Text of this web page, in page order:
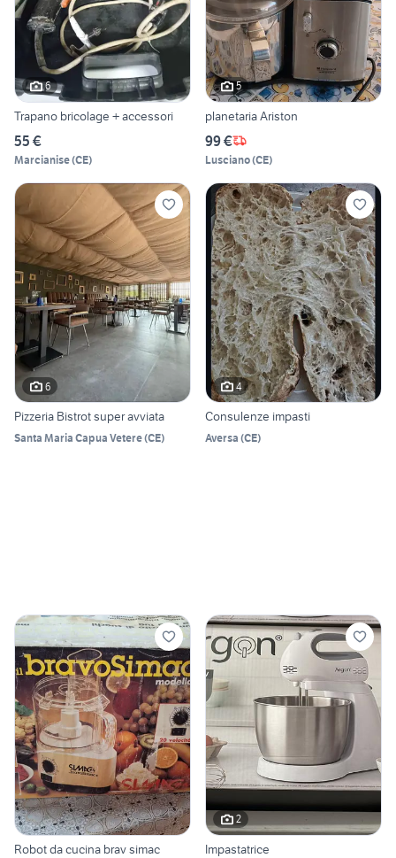
6
Trapano bricolage + accessori
55 €
Marcianise(CE)
5
planetaria Ariston
99 €
Lusciano(CE)
6
Pizzeria Bistrot super avviata
Santa Maria Capua Vetere(CE)
4
Consulenze impasti
Aversa (CE)
Robot da cucina brav simac
2
Impastatrice